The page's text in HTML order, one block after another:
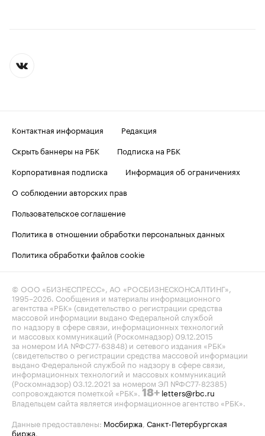
Контактная информация
Редакция
Скрыть баннеры на РБК
Подписка на РБК
Корпоративная подписка
Информация об ограничениях
О соблюдении авторских прав
Пользовательское соглашение
Политика в отношении обработки персональных данных
Политика обработки файлов cookie
© ООО «БИЗНЕСПРЕСС», АО «РОСБИЗНЕСКОНСАЛТИНГ»,
1995–2026 . Сообщения и материалы информационного
агентства «РБК» (свидетельство о регистрации средства
массовой информации выдано Федеральной службой
по надзору в сфере связи, информационных технологий
и массовых коммуникаций (Роскомнадзор) 09.12.2015
за номером ИА №ФС77-63848) и сетевого издания «РБК»
(свидетельство о регистрации средства массовой информации
выдано Федеральной службой по надзору в сфере связи,
информационных технологий и массовых коммуникаций
(Роскомнадзор) 03.12.2021 за номером ЭЛ №ФС77-82385)
сопровождаются пометкой «РБК». 18+ letters@rbc.ru
Владельцем сайта является информационное агентство «РБК».
Данные предоставлены: Мосбиржа Санкт-Петербургская
биржа